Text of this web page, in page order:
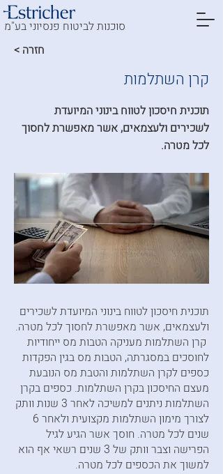
סוכנות לביטוח פנסיוני בע"מ
< חזרה
קרן השתלמות
תוכנית חיסכון לטווח בינוני המיועדת
לשכירים ולעצמאים, אשר מאפשרת לחסוך
לכל מטרה.
תוכנית חיסכון לטווח בינוני המיועדת לשכירים
ולעצמאים, אשר מאפשרת לחסוך לכל מטרה.
קרן השתלמות מעניקה הטבות מס ייחודיות
לחוסכים במסגרתה, הטבות מס בגין הפקדות
כספים לקרן השתלמות והטבת מס הנובעת
מעצם החיסכון בקרן השתלמות. כספים בקרן
השתלמות ניתנים למשיכה לאחר 3 שנות וותק
לצורך מימון השתלמות מקצועית ולאחר 6
שנים לכל מטרה. חוסך אשר הגיע לגיל
הפרישה וצבר וותק של 3 שנים רשאי אף הוא
למשוך את הכספים לכל מטרה.